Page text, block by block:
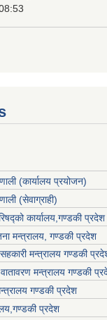
(कार्यालय प्रयोजन)
(सेवाग्राही)
कार्यालय,गण्डकी प्रदेश
मन्त्रालय, गण्डकी प्रदेश
मन्त्रालय गण्डकी
मन्त्रालय गण्डकी
गण्डकी प्रदेश
प्रदेश